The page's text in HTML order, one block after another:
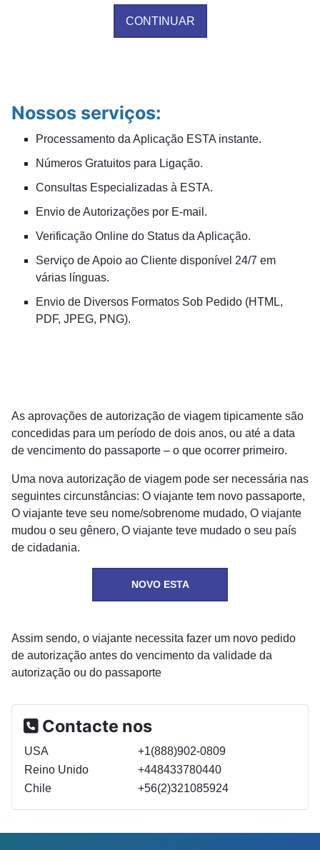
CONTINUAR
Nossos serviços:
Processamento da Aplicação ESTA instante.
Números Gratuitos para Ligação.
Consultas Especializadas à ESTA.
Envio de Autorizações por E-mail.
Verificação Online do Status da Aplicação.
Serviço de Apoio ao Cliente disponível 24/7 em
várias línguas.
Envio de Diversos Formatos Sob Pedido (HTML,
PDF, JPEG, PNG).
As aprovações de autorização de viagem tipicamente são
concedidas para um período de dois anos, ou até a data
de vencimento do passaporte – o que ocorrer primeiro.
Uma nova autorização de viagem pode ser necessária nas
seguintes circunstâncias: O viajante tem novo passaporte,
O viajante teve seu nome/sobrenome mudado, O viajante
mudou o seu gênero, O viajante teve mudado o seu país
de cidadania.
NOVO ESTA
Assim sendo, o viajante necessita fazer um novo pedido
de autorização antes do vencimento da validade da
autorização ou do passaporte
Contacte nos
USA
+1(888)902-0809
Reino Unido
+448433780440
Chile
+56(2)321085924